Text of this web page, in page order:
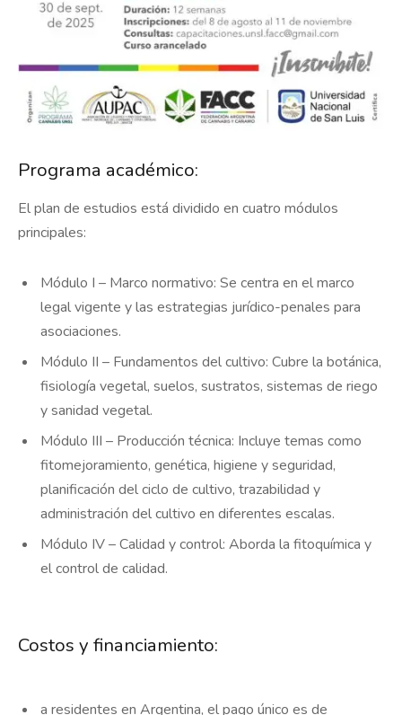
Programa académico:
El plan de estudios está dividido en cuatro módulos
principales:
Módulo I – Marco normativo: Se centra en el marco
legal vigente y las estrategias jurídico-penales para
asociaciones.
Módulo II – Fundamentos del cultivo: Cubre la botánica,
fisiología vegetal, suelos, sustratos, sistemas de riego
y sanidad vegetal.
Módulo III – Producción técnica: Incluye temas como
fitomejoramiento, genética, higiene y seguridad,
planificación del ciclo de cultivo, trazabilidad y
administración del cultivo en diferentes escalas.
Módulo IV – Calidad y control: Aborda la fitoquímica y
el control de calidad.
Costos y financiamiento:
a residentes en Argentina, el pago único es de